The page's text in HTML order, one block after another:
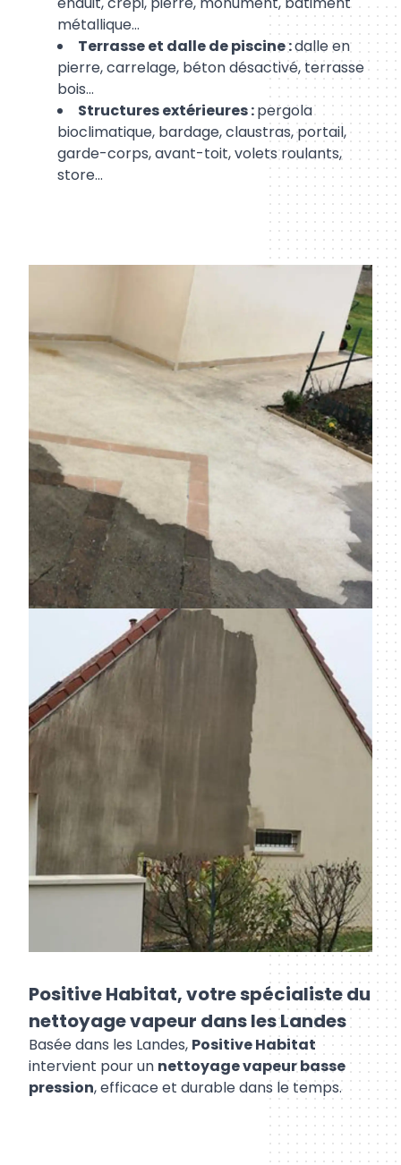
métallique…
Terrasse et dalle de piscine :dalle en
pierre, carrelage, béton désactivé, terrasse
bois…
Structures extérieures :pergola
bioclimatique, bardage, claustras, portail,
garde-corps, avant-toit, volets roulants,
store…
Positive Habitat, votre spécialiste du
nettoyage vapeur dans les Landes
Basée dans les Landes, Positive Habitat
intervient pour un nettoyage vapeur basse
pression, efficace et durable dans le temps.